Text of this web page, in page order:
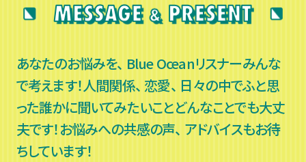
あなたのお悩みを、 Blue Oceanリスナーみんな
で考えます！人間関係、 恋愛、 日々の中でふと思
った誰かに聞いてみたいことどんなことでも大丈
夫です！お悩みへの共感の声、 アドバイスもお待
ちしています！